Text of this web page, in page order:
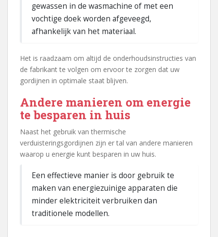
gewassen in de wasmachine of met een
vochtige doek worden afgeveegd,
afhankelijk van het materiaal.
Het is raadzaam om altijd de onderhoudsinstructies van
de fabrikant te volgen om ervoor te zorgen dat uw
gordijnen in optimale staat blijven.
Andere manieren om energie
te besparen in huis
Naast het gebruik van thermische
verduisteringsgordijnen zijn er tal van andere manieren
waarop u energie kunt besparen in uw huis.
Een effectieve manier is door gebruik te
maken van energiezuinige apparaten die
minder elektriciteit verbruiken dan
traditionele modellen.